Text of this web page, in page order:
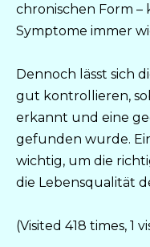
chronischen Form –
Symptome immer
Dennoch lässt sich
gut kontrollieren,
erkannt und eine
gefunden wurde.
wichtig, um die
die Lebensqualität
(Visited 418 times, 1